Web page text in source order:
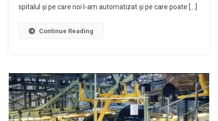
La
Testate
Cadrele
Medicale
Şi
Angajaţii
spitalul şi pe care noi l-am automatizat şi pe care poate […]
Continue Reading